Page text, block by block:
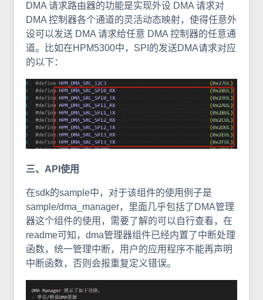
DMA 请求路由器的功能是实现外设 DMA 请求对
DMA 控制器各个通道的灵活动态映射，使得任意外
设可以发送 DMA 请求给任意 DMA 控制器的任意通
道。比如在HPM5300中，SPI的发送DMA请求对应
的以下：
三、API使用
在sdk的sample中，对于该组件的使用例子是
sample/dma_manager，里面几乎包括了DMA管理
器这个组件的使用，需要了解的可以自行查看，在
readme可知，dma管理器组件已经内置了中断处理
函数，统一管理中断，用户的应用程序不能再声明
中断函数，否则会报重复定义错误。